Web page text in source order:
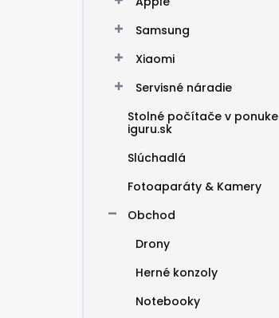
Samsung
Xiaomi
Servisné náradie
Stolné počítače v ponuke
iguru.sk
Slúchadlá
Fotoaparáty & Kamery
Obchod
Drony
Herné konzoly
Notebooky